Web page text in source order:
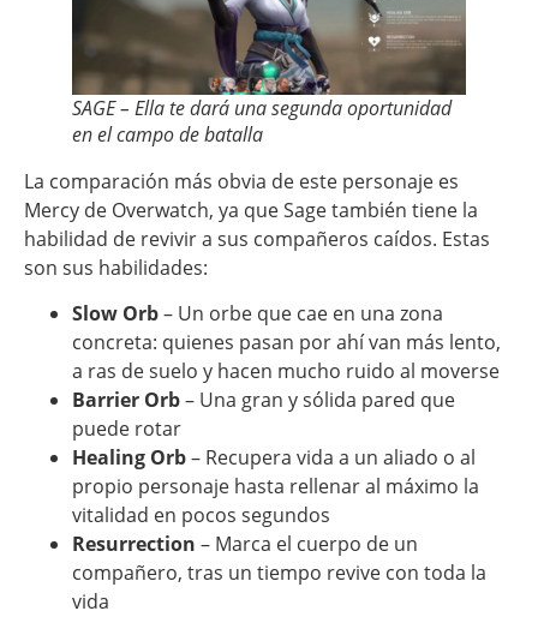
SAGE – Ella te dará una segunda oportunidad
en el campo de batalla
La comparación más obvia de este personaje es
Mercy de Overwatch, ya que Sage también tiene la
habilidad de revivir a sus compañeros caídos. Estas
son sus habilidades:
Slow Orb– Un orbe que cae en una zona
concreta: quienes pasan por ahí van más lento,
a ras de suelo y hacen mucho ruido al moverse
Barrier Orb– Una gran y sólida pared que
puede rotar
Healing Orb– Recupera vida a un aliado o al
propio personaje hasta rellenar al máximo la
vitalidad en pocos segundos
Resurrection – Marca el cuerpo de un
compañero, tras un tiempo revive con toda la
vida